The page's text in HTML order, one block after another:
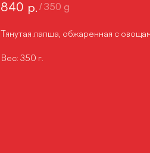
840 р. / 350 g
Тянутая лапша, обжаренная с
Вес: 350 г.